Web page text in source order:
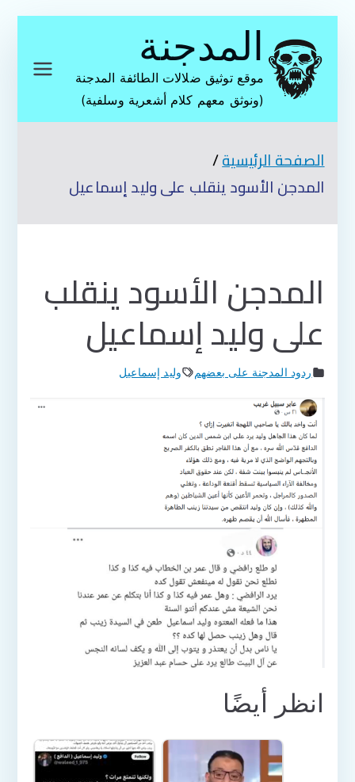
المحتوى
المدجنة
موقع توثيق ضلالات الطائفة المدجنة
(ونوثق معهم كلام أشعرية وسلفية)
الصفحة الرئيسية
المدجن الأسود ينقلب على وليد إسماعيل
المدجن الأسود ينقلب
على وليد إسماعيل
ردود المدجنة على بعضهم وليد إسماعيل
انظر أيضًا